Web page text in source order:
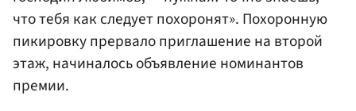
что тебя как следует похоронят». Похоронную
пикировку прервало приглашение на второй
этаж, начиналось объявление номинантов
премии.